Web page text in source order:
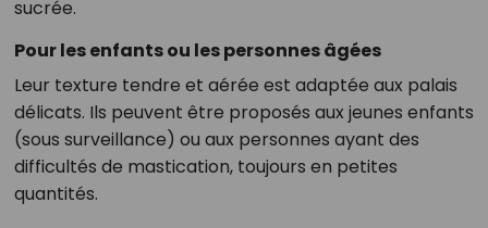
sucrée.
Pour les enfants ou les personnes âgées
Leur texture tendre et aérée est adaptée aux palais
délicats. Ils peuvent être proposés aux jeunes enfants
(sous surveillance) ou aux personnes ayant des
difficultés de mastication, toujours en petites
quantités.